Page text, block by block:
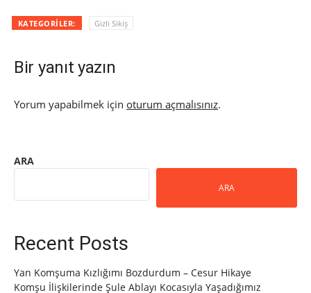
KATEGORILER: Gizli Sikiş
Bir yanıt yazın
Yorum yapabilmek için oturum açmalısınız.
ARA
ARA
Recent Posts
Yan Komşuma Kızlığımı Bozdurdum – Cesur Hikaye
Komşu İlişkilerinde Şule Ablayı Kocasıyla Yaşadığımız